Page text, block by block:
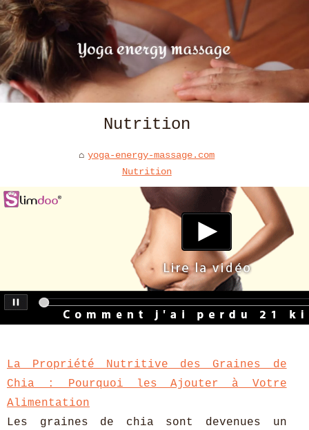
Nutrition
yoga-energy-massage.com
Nutrition
La Propriété Nutritive des Graines de
Chia : Pourquoi les Ajouter à Votre
Alimentation
Les graines de chia sont devenues un